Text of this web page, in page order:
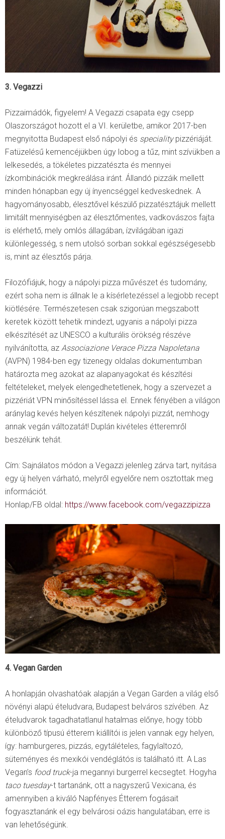
3. Vegazzi
Pizzaimádók, figyelem! A Vegazzi csapata egy csepp
Olaszországot hozott el a VI. kerületbe, amikor 2017-ben
megnyitotta Budapest első nápolyi és specialitypizzériáját.
Fatüzelésű kemencéjükben úgy lobog a tűz, mint szívükben a
lelkesedés, a tökéletes pizzatészta és mennyei
ízkombinációk megkreálása iránt. Állandó pizzáik mellett
minden hónapban egy új ínyencséggel kedveskednek. A
hagyományosabb, élesztővel készülő pizzatésztájuk mellett
limitált mennyiségben az élesztőmentes, vadkovászos fajta
is elérhető, mely omlós állagában, ízvilágában igazi
különlegesség, s nem utolsó sorban sokkal egészségesebb
is, mint az élesztős párja.
Filozófiájuk, hogy a nápolyi pizza művészet és tudomány,
ezért soha nem is állnak le a kísérletezéssel a legjobb recept
kiötlésére. Természetesen csak szigorúan megszabott
keretek között tehetik mindezt, ugyanis a nápolyi pizza
elkészítését az UNESCO a kulturális örökség részéve
nyilvánította, az Associazione Verace Pizza Napoletana
(AVPN) 1984-ben egy tizenegy oldalas dokumentumban
határozta meg azokat az alapanyagokat és készítési
feltételeket, melyek elengedhetetlenek, hogy a szervezet a
pizzériát VPN minősítéssel lássa el. Ennek fényében a világon
aránylag kevés helyen készítenek nápolyi pizzát, nemhogy
annak vegán változatát! Duplán kivételes étteremről
beszélünk tehát.
Cím: Sajnálatos módon a Vegazzi jelenleg zárva tart, nyitása
egy új helyen várható, melyről egyelőre nem osztottak meg
információt.
Honlap/FB oldal: https://www.facebook.com/vegazzipizza
4. Vegan Garden
A honlapján olvashatóak alapján a Vegan Garden a világ első
növényi alapú ételudvara, Budapest belváros szívében. Az
ételudvarok tagadhatatlanul hatalmas előnye, hogy több
különböző típusú étterem kiállítói is jelen vannak egy helyen,
így: hamburgeres, pizzás, egytálételes, fagylaltozó,
süteményes és mexikói vendéglátós is található itt. A Las
Vegan’s food truck-ja megannyi burgerrel kecsegtet. Hogyha
taco tuesday-t tartanánk, ott a nagyszerű Vexicana, és
amennyiben a kiváló Napfényes Étterem fogásait
fogyasztanánk el egy belvárosi oázis hangulatában, erre is
van lehetőségünk.